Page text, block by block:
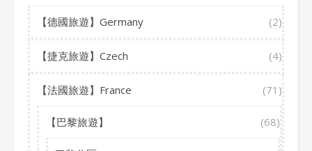
【德國旅遊】Germany (2)
【捷克旅遊】Czech (4)
【法國旅遊】France (71)
【巴黎旅遊】 (68)